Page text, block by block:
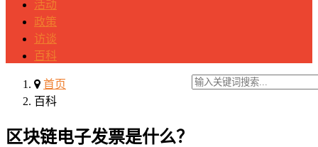
活动
政策
访谈
百科
首页
百科
区块链电子发票是什么？